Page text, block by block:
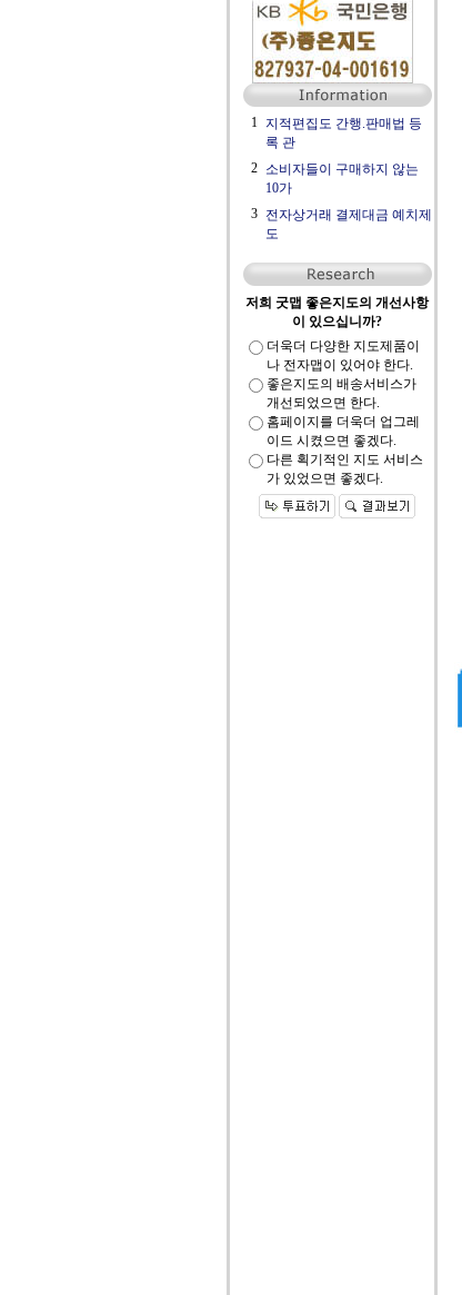
1
지적편집도 간행.판매법 등
록 관
2
소비자들이 구매하지 않는
10가
3
전자상거래 결제대금 예치제
도
저희 굿맵 좋은지도의 개선사항
이 있으십니까?
더욱더 다양한 지도제품이
나 전자맵이 있어야 한다.
좋은지도의 배송서비스가
개선되었으면 한다.
홈페이지를 더욱더 업그레
이드 시켰으면 좋겠다.
다른 획기적인 지도 서비스
가 있었으면 좋겠다.